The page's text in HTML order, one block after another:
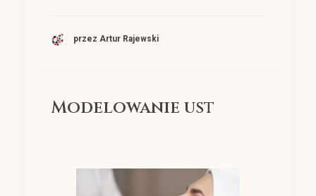
przez Artur Rajewski
Modelowanie ust